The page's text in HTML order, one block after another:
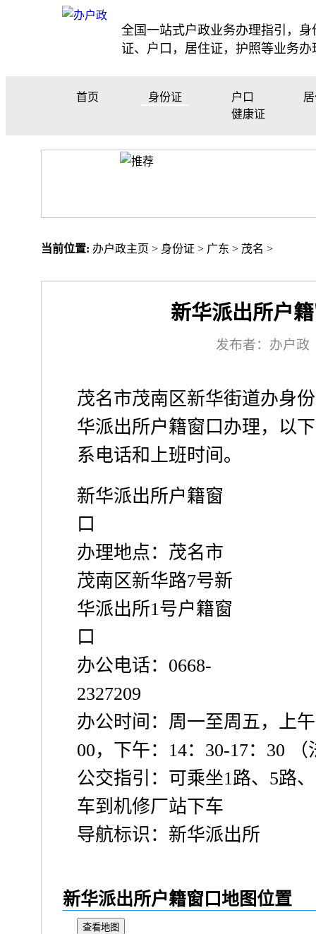
全国一站式户政业务办理指引，身
证、户口，居住证，护照等业务办
首页 身份证 户口
健康证
当前位置: 办户政主页 > 身份证 > 广东 > 茂名 >
新华派出所户
发布者：办户政
茂名市茂南区新华街道办身
华派出所户籍窗口办理，以
系电话和上班时间。
新华派出所户籍窗
口
办理地点：茂名市
茂南区新华路7号新
华派出所1号户籍窗
口
办公电话：0668-
2327209
办公时间：周一至周五，上
00，下午：14：30-17：30
公交指引：可乘坐1路、5路
车到机修厂站下车
导航标识：新华派出所
新华派出所户籍窗口地图位置
查看地图